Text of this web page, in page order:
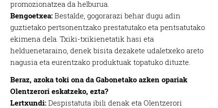
promozionatzea da helburua.
Bengoetxea: Bestalde, gogorarazi behar dugu adin
guztietako pertsonentzako prestatutako eta pentsatutako
ekimena dela. Txiki-txikienetatik hasi eta
helduenetaraino, denek bisita dezakete udaletxeko areto
nagusia eta eurentzako produktuak topatuko dituzte.
Beraz, azoka toki ona da Gabonetako azken opariak
Olentzerori eskatzeko, ezta?
Lertxundi: Despistatuta ibili denak eta Olentzerori